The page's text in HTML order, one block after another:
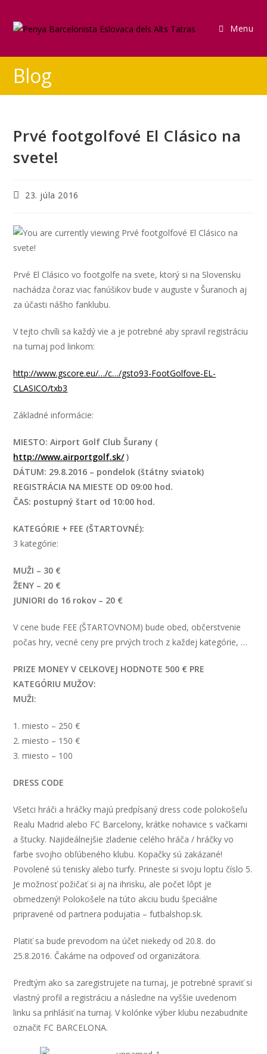
Menu
Blog
Prvé footgolfové El Clásico na
svete!
23. júla 2016
Prvé El Clásico vo footgolfe na svete, ktorý si na Slovensku
nachádza čoraz viac fanúšikov bude v auguste v Šuranoch aj
za účasti nášho fanklubu.
V tejto chvíli sa každý vie a je potrebné aby spravil registráciu
na turnaj pod linkom:
http://www.gscore.eu/…/c…/gsto93-FootGolfove-EL-
CLASICO/txb3
Základné informácie:
MIESTO: Airport Golf Club Šurany (
http://www.airportgolf.sk/)
DÁTUM: 29.8.2016 – pondelok (štátny sviatok)
REGISTRÁCIA NA MIESTE OD 09:00 hod.
ČAS: postupný štart od 10:00 hod.
KATEGÓRIE + FEE (ŠTARTOVNÉ):
3 kategórie:
MUŽI – 30 €
ŽENY – 20 €
JUNIORI do 16 rokov – 20 €
V cene bude FEE (ŠTARTOVNOM) bude obed, občerstvenie
počas hry, vecné ceny pre prvých troch z každej kategórie, …
PRIZE MONEY V CELKOVEJ HODNOTE 500 € PRE
KATEGÓRIU MUŽOV:
MUŽI:
1. miesto – 250 €
2. miesto – 150 €
3. miesto – 100
DRESS CODE
Všetci hráči a hráčky majú predpísaný dress code polokošeľu
Realu Madrid alebo FC Barcelony, krátke nohavice s vačkami
a štucky. Najideálnejšie zladenie celého hráča / hráčky vo
farbe svojho obľúbeného klubu. Kopačky sú zakázané!
Povolené sú tenisky alebo turfy. Prineste si svoju loptu číslo 5.
Je možnosť požičať si aj na ihrisku, ale počet lôpt je
obmedzený! Polokošele na túto akciu budu špeciálne
pripravené od partnera podujatia – futbalshop.sk.
Platiť sa bude prevodom na účet niekedy od 20.8. do
25.8.2016. Čakáme na odpoveď od organizátora.
Predtým ako sa zaregistrujete na turnaj, je potrebné spraviť si
vlastný profil a registráciu a následne na vyššie uvedenom
linku sa prihlásiť na turnaj. V kolónke výber klubu nezabudnite
označit FC BARCELONA.